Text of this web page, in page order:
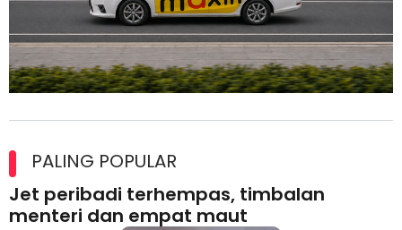
lesen separuh pertama 2026
PALING POPULAR
Jet peribadi terhempas, timbalan
menteri dan empat maut